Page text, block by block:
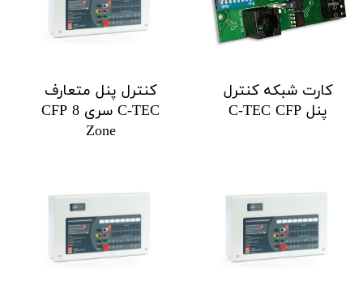
کارت شبکه کنترل
پنل C-TEC CFP
کنترل پنل متعارف
C-TEC سری CFP 8
Zone